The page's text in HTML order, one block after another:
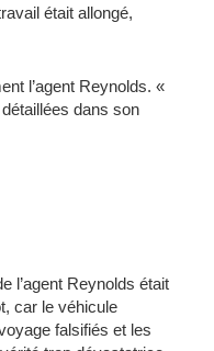
était allongé,
l’agent Reynolds. «
dans son
l’agent Reynolds était
car le véhicule
falsifiés et les